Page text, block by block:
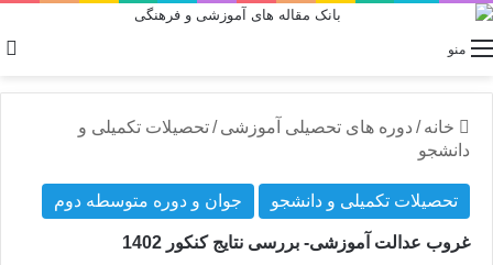
منو
خانه / دوره های تحصیلی آموزشی /تحصیلات تکمیلی و
دانشجو
تحصیلات تکمیلی و دانشجو جوان و دوره متوسطه دوم
غروب عدالت آموزشی- بررسی نتایج کنکور 1402